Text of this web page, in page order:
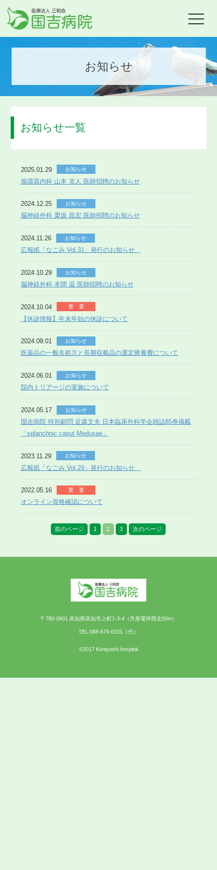
toggle
お知らせ
お知らせ一覧
2025.01.29 お知らせ
循環器内科 山本 克人 医師招聘のお知らせ
2024.12.25 お知らせ
脳神経外科 栗坂 昌宏 医師招聘のお知らせ
2024.11.26 お知らせ
広報紙「なごみ Vol.31」発行のお知らせ
2024.10.29 お知らせ
脳神経外科 本間 温 医師招聘のお知らせ
2024.10.04 重 要
【休診情報】年末年始の休診について
2024.09.01 お知らせ
医薬品の一般名処方と長期収載品の選定療養費について
2024.06.01 お知らせ
院内トリアージの実施について
2024.05.17 お知らせ
国吉病院 特別顧問 近森文夫 日本臨床外科学会雑誌85巻掲載
「splanchnic caput Medusae」
2023.11.29 お知らせ
広報紙「なごみ Vol.29」発行のお知らせ
2022.05.16 重 要
オンライン資格確認について
前のページ 1 2 3 次のページ
〒780-0901 高知県高知市上町1-3-4（升形電停西北50m）
TEL.088-875-0231（代）
©2017 Kuniyoshi hospital